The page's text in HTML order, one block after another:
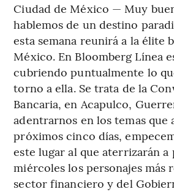
Ciudad de México — Muy
hablemos de un destino
esta semana reunirá a la élite
México. En Bloomberg Línea
cubriendo puntualmente lo
torno a ella. Se trata de la
Bancaria, en Acapulco,
adentrarnos en los temas que
próximos cinco días,
este lugar al que aterrizarán
miércoles los personajes más
sector financiero y del